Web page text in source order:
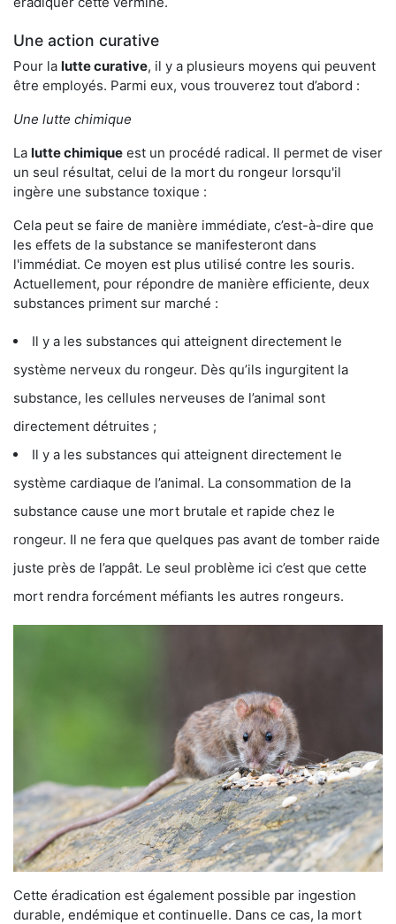
Une action curative
Pour la lutte curative, il y a plusieurs moyens qui peuvent
être employés. Parmi eux, vous trouverez tout d’abord :
Une lutte chimique
La lutte chimique est un procédé radical. Il permet de viser
un seul résultat, celui de la mort du rongeur lorsqu'il
ingère une substance toxique :
Cela peut se faire de manière immédiate, c’est-à-dire que
les effets de la substance se manifesteront dans
l'immédiat. Ce moyen est plus utilisé contre les souris.
Actuellement, pour répondre de manière efficiente, deux
substances priment sur marché :
Il y a les substances qui atteignent directement le
système nerveux du rongeur. Dès qu’ils ingurgitent la
substance, les cellules nerveuses de l’animal sont
directement détruites ;
Il y a les substances qui atteignent directement le
système cardiaque de l’animal. La consommation de la
substance cause une mort brutale et rapide chez le
rongeur. Il ne fera que quelques pas avant de tomber raide
juste près de l’appât. Le seul problème ici c’est que cette
mort rendra forcément méfiants les autres rongeurs.
Cette éradication est également possible par ingestion
durable, endémique et continuelle. Dans ce cas, la mort